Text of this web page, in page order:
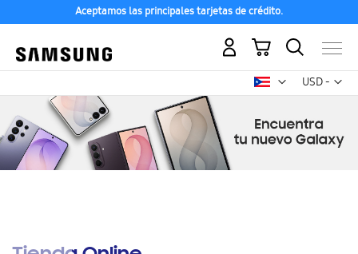
Aceptamos las principales tarjetas de crédito.
USD -
dólar
Mi carrito